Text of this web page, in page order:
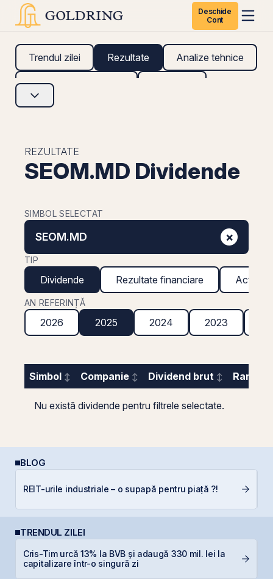
Deschide
Cont
Trendul zilei Rezultate Analize tehnice
Analize fundamentale
REZULTATE
SEOM.MD Dividende
SIMBOL SELECTAT
SEOM.MD ×
TIP
Dividende Rezultate financiare Acțiuni
AN REFERINȚĂ
2026 2025 2024 2023
Simbol Companie Dividend brut
Nu există dividende pentru filtrele selectate.
BLOG
REIT-urile industriale – o supapă pentru piață ?!
TRENDUL ZILEI
Cris-Tim urcă 13% la BVB și adaugă 330 mil. lei la
capitalizare într-o singură zi